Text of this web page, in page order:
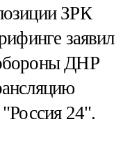
ЗРК
заявил
ДНР
24".